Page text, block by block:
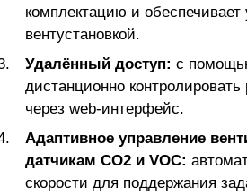
комплектацию и
вентустановкой.
Удалённый доступ: с
дистанционно контролировать
через web-интерфейс.
Адаптивное управление
датчикам CO2 и VOC:
скорости для поддержания